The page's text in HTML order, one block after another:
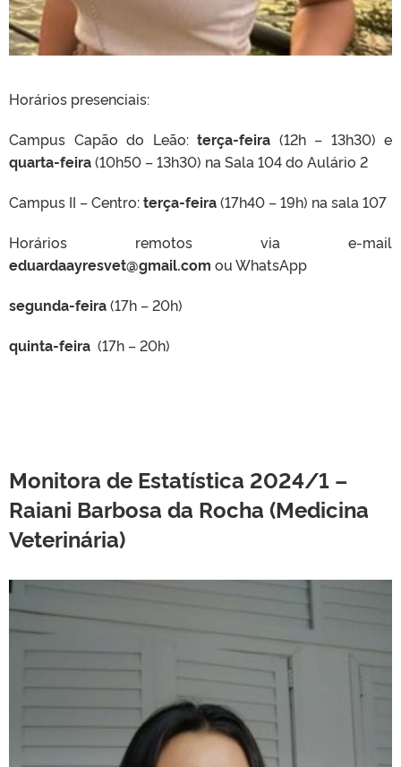
Horários presenciais:
Campus Capão do Leão: terça-feira (12h – 13h30) e
quarta-feira(10h50 – 13h30) na Sala 104 do Aulário 2
Campus II – Centro:terça-feira(17h40 – 19h) na sala 107
Horários remotos via e-mail
eduardaayresvet@gmail.com ou WhatsApp
segunda-feira(17h – 20h)
quinta-feira (17h – 20h)
Monitora de Estatística 2024/1 –
Raiani Barbosa da Rocha (Medicina
Veterinária)